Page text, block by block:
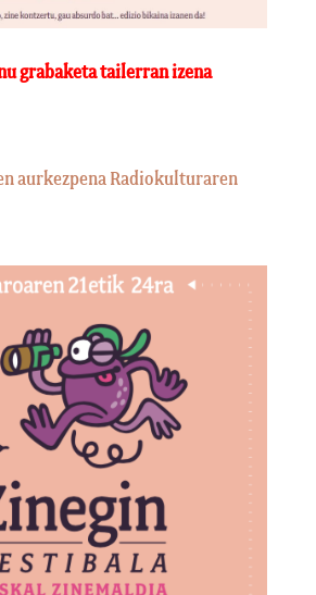
grabaketa tailerran izena
aurkezpena Radiokulturaren